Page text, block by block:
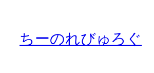
ちーのれびゅろぐ